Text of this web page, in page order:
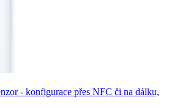
- konfigurace přes NFC či na dálku,